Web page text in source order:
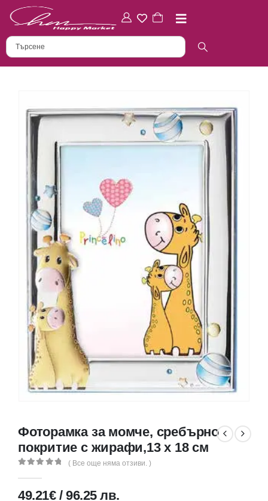
Фоторамка за момче, сребърно
покритие с жирафи,13 х 18 см
( Все още няма отзиви. )
49.21€ /96.25лв.